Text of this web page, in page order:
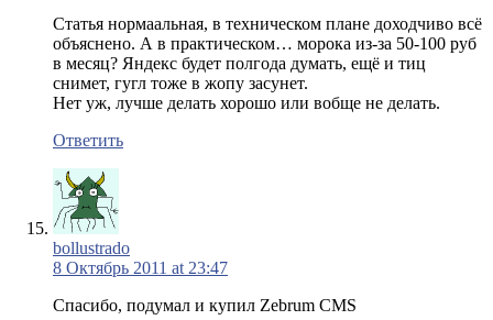
Статья нормаальная, в техническом плане доходчиво всё
объяснено. А в практическом… морока из-за 50-100 руб
в месяц? Яндекс будет полгода думать, ещё и тиц
снимет, гугл тоже в жопу засунет.
Нет уж, лучше делать хорошо или вобще не делать.
Ответить
bollustrado
8 Октябрь 2011 at 23:47
Спасибо, подумал и купил Zebrum CMS